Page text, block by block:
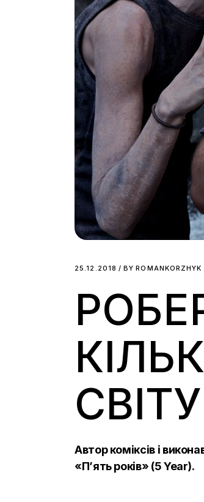
25.12.2018 BY ROMANKORZHYK
СВІТУ
Автор коміксів і
«П’ять років» (5 Year).